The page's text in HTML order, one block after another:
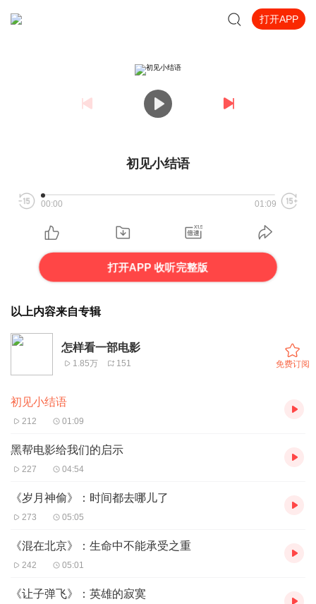
打开APP
初见小结语
00:00 01:09
打开APP 收听完整版
以上内容来自专辑
怎样看一部电影
1.85万 151 免费订阅
初见小结语
212 01:09
黑帮电影给我们的启示
227 04:54
《岁月神偷》：时间都去哪儿了
273 05:05
《混在北京》：生命中不能承受之重
242 05:01
《让子弹飞》：英雄的寂寞